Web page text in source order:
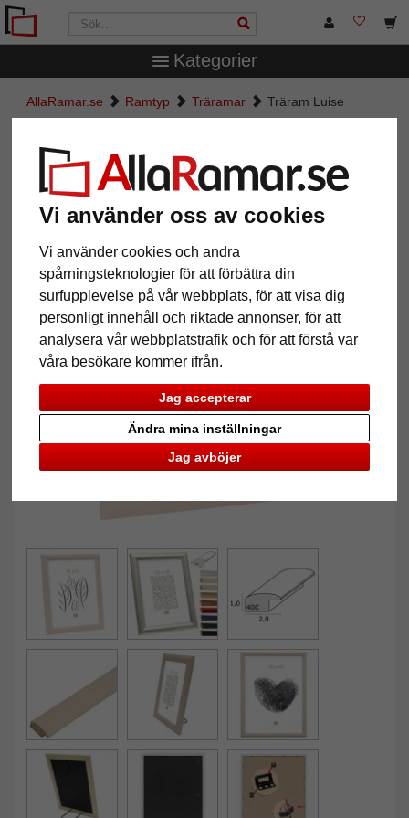
Vi använder oss av cookies
Vi använder cookies och andra
spårningsteknologier för att förbättra din
surfupplevelse på vår webbplats, för att visa dig
personligt innehåll och riktade annonser, för att
analysera vår webbplatstrafik och för att förstå var
våra besökare kommer ifrån.
Jag accepterar
Jag avböjer
Ändra mina inställningar
Kategorier
AllaRamar.se Ramtyp Träramar Träram Luise
Träram Luise
Tillbaka